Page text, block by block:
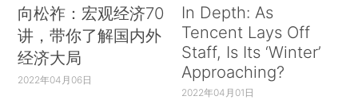
向松祚：宏观经济70
讲，带你了解国内外
经济大局
2022年04月06日
In Depth: As
Tencent Lays Off
Staff, Is Its ‘Winter’
Approaching?
2022年04月01日